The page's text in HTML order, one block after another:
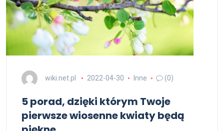
wiki.net.pl 2022-04-30 Inne (0)
5 porad, dzięki którym Twoje
pierwsze wiosenne kwiaty będą